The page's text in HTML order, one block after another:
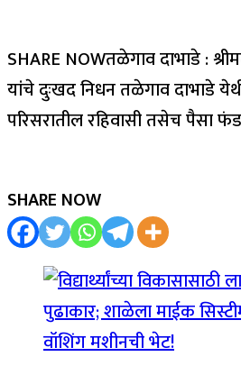
SHARE NOWतळेगाव दाभाडे :
यांचे दुःखद निधन तळेगाव दाभाडे
परिसरातील रहिवासी तसेच पैसा फंड
SHARE NOW